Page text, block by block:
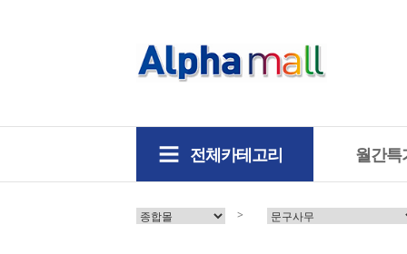
전체카테고리 월간특
>